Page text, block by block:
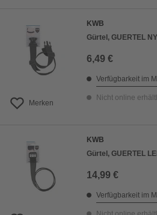
Merken
KWB
Gürtel, GUERTEL
6,49 €
Verfügbarkeit im
Nicht online
KWB
Gürtel, GUERTEL
14,99 €
Verfügbarkeit im